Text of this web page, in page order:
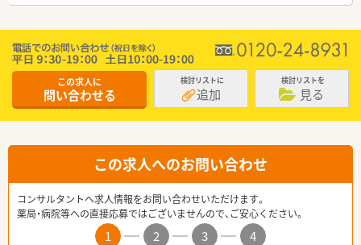
この求人に
問い合わせる
検討リストに
追加
検討リストを
見る
この求人へのお問い合わせ
コンサルタントへ求人情報をお問い合わせいただけます。
薬局・病院等への直接応募ではございませんので、ご安心ください。
1 2 3 4